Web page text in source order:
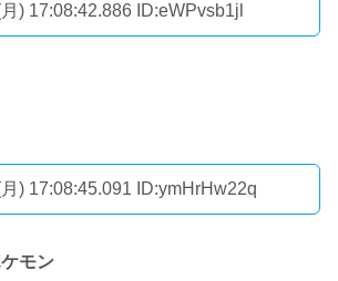
) 17:08:42.886 ID:eWPvsb1jl
) 17:08:45.091 ID:ymHrHw22q
モン